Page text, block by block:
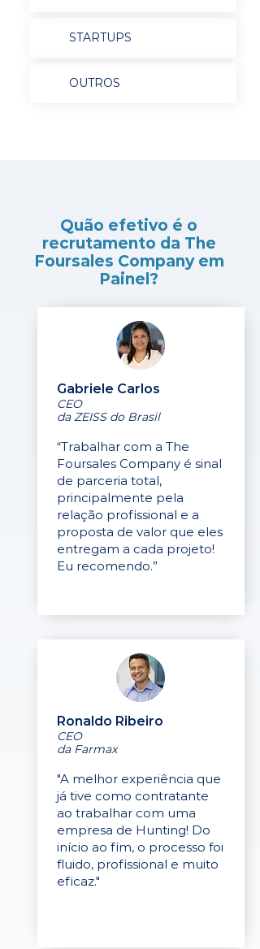
STARTUPS
OUTROS
Quão efetivo é o
recrutamento da The
Foursales Company em
Painel?
Gabriele Carlos
CEO
da ZEISS do Brasil
“Trabalhar com a The
Foursales Company é sinal
de parceria total,
principalmente pela
relação profissional e a
proposta de valor que eles
entregam a cada projeto!
Eu recomendo.”
Ronaldo Ribeiro
CEO
da Farmax
"A melhor experiência que
já tive como contratante
ao trabalhar com uma
empresa de Hunting! Do
início ao fim, o processo foi
fluido, profissional e muito
eficaz."